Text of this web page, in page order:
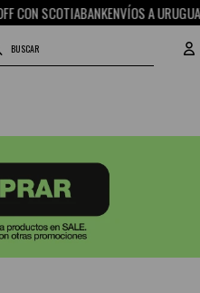
SCOTIABANKENVÍOS A URUGUAY